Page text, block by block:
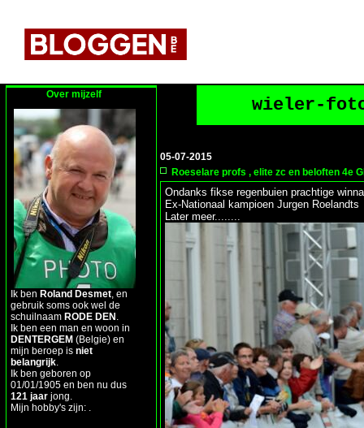
Over mijzelf
Ik ben Roland Desmet , en
gebruik soms ook wel de
schuilnaam RODE DEN
Ik ben een man en woon in
DENTERGEM (Belgie) en
mijn beroep is niet
belangrijk
Ik ben geboren op
01/01/1905 en ben nu dus
121 jaar jong.
Mijn hobby's zijn: .
wieler-
05-07-2015
Roeselare profs , elite zc en beloften 4e
Ondanks fikse regenbuien prachtige
Ex-Nationaal kampioen Jurgen
Later meer........